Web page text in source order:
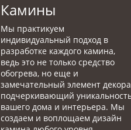
Камины
Мы практикуем
индивидуальный подход в
разработке каждого камина,
ведь это не только средство
обогрева, но еще и
замечательный элемент
подчеркивающий
вашего дома и интерьера. Мы
создаем и воплощаем дизайн